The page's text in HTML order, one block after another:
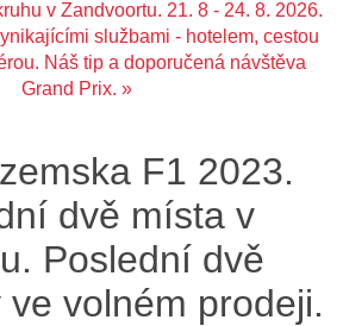
A VSTUPENKY F1
A VSTUPENKY F1
MAGAZÍN F1
DÁRKY
KALENDÁŘ F1
KONTAKT
v Zandvoortu. 21. 8 - 24. 8. 2026.
službami - hotelem, cestou
Náš tip a doporučená návštěva
Grand Prix. »
F1 2023.
dvě místa v
Poslední dvě
volném prodeji.